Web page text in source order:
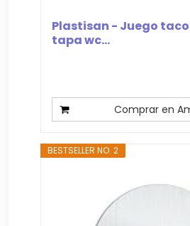
Plastisan - Juego
tapa wc...
Comprar en
BESTSELLER NO. 2